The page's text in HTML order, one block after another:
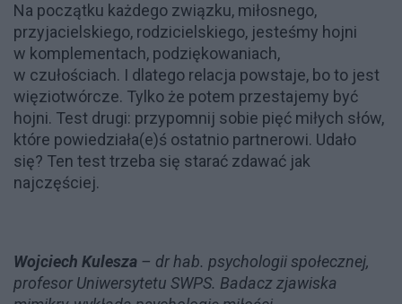
Na początku każdego związku, miłosnego,
przyjacielskiego, rodzicielskiego, jesteśmy hojni
w komplementach, podziękowaniach,
w czułościach. I dlatego relacja powstaje, bo to jest
więziotwórcze. Tylko że potem przestajemy być
hojni. Test drugi: przypomnij sobie pięć miłych słów,
które powiedziała(e)ś ostatnio partnerowi. Udało
się? Ten test trzeba się starać zdawać jak
najczęściej.
Wojciech Kulesza – dr hab. psychologii społecznej,
profesor Uniwersytetu SWPS. Badacz zjawiska